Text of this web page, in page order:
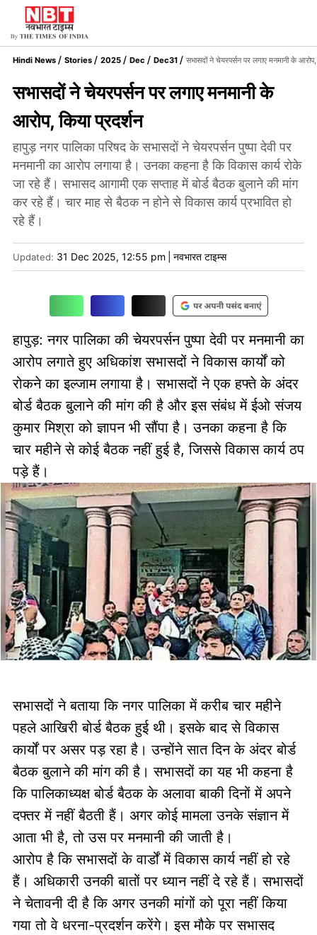
Hindi News Stories 2025 Dec Dec31 सभासदों ने चेयरपर्सन पर लगाए मनमानी के आरोप,
सभासदों ने चेयरपर्सन पर लगाए मनमानी के
आरोप, किया प्रदर्शन
हापुड़ नगर पालिका परिषद के सभासदों ने चेयरपर्सन पुष्पा देवी पर
मनमानी का आरोप लगाया है। उनका कहना है कि विकास कार्य रोके
जा रहे हैं। सभासद आगामी एक सप्ताह में बोर्ड बैठक बुलाने की मांग
कर रहे हैं। चार माह से बैठक न होने से विकास कार्य प्रभावित हो
रहे हैं।
Updated: 31 Dec 2025, 12:55 pm नवभारत टाइम्स
हापुड़: नगर पालिका की चेयरपर्सन पुष्पा देवी पर मनमानी का
आरोप लगाते हुए अधिकांश सभासदों ने विकास कार्यों को
रोकने का इल्जाम लगाया है। सभासदों ने एक हफ्ते के अंदर
बोर्ड बैठक बुलाने की मांग की है और इस संबंध में ईओ संजय
कुमार मिश्रा को ज्ञापन भी सौंपा है। उनका कहना है कि
चार महीने से कोई बैठक नहीं हुई है, जिससे विकास कार्य ठप
पड़े हैं।
सभासदों ने बताया कि नगर पालिका में करीब चार महीने
पहले आखिरी बोर्ड बैठक हुई थी। इसके बाद से विकास
कार्यों पर असर पड़ रहा है। उन्होंने सात दिन के अंदर बोर्ड
बैठक बुलाने की मांग की है। सभासदों का यह भी कहना है
कि पालिकाध्यक्ष बोर्ड बैठक के अलावा बाकी दिनों में अपने
दफ्तर में नहीं बैठती हैं। अगर कोई मामला उनके संज्ञान में
आता भी है, तो उस पर मनमानी की जाती है।
आरोप है कि सभासदों के वार्डों में विकास कार्य नहीं हो रहे
हैं। अधिकारी उनकी बातों पर ध्यान नहीं दे रहे हैं। सभासदों
ने चेतावनी दी है कि अगर उनकी मांगों को पूरा नहीं किया
गया तो वे धरना-प्रदर्शन करेंगे। इस मौके पर सभासद